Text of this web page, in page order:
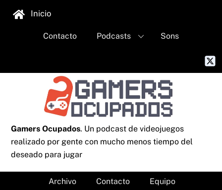
Inicio
Contacto Podcasts Sons
Gamers Ocupados. Un podcast de videojuegos
realizado por gente con mucho menos tiempo del
deseado para jugar
Archivo Contacto Equipo